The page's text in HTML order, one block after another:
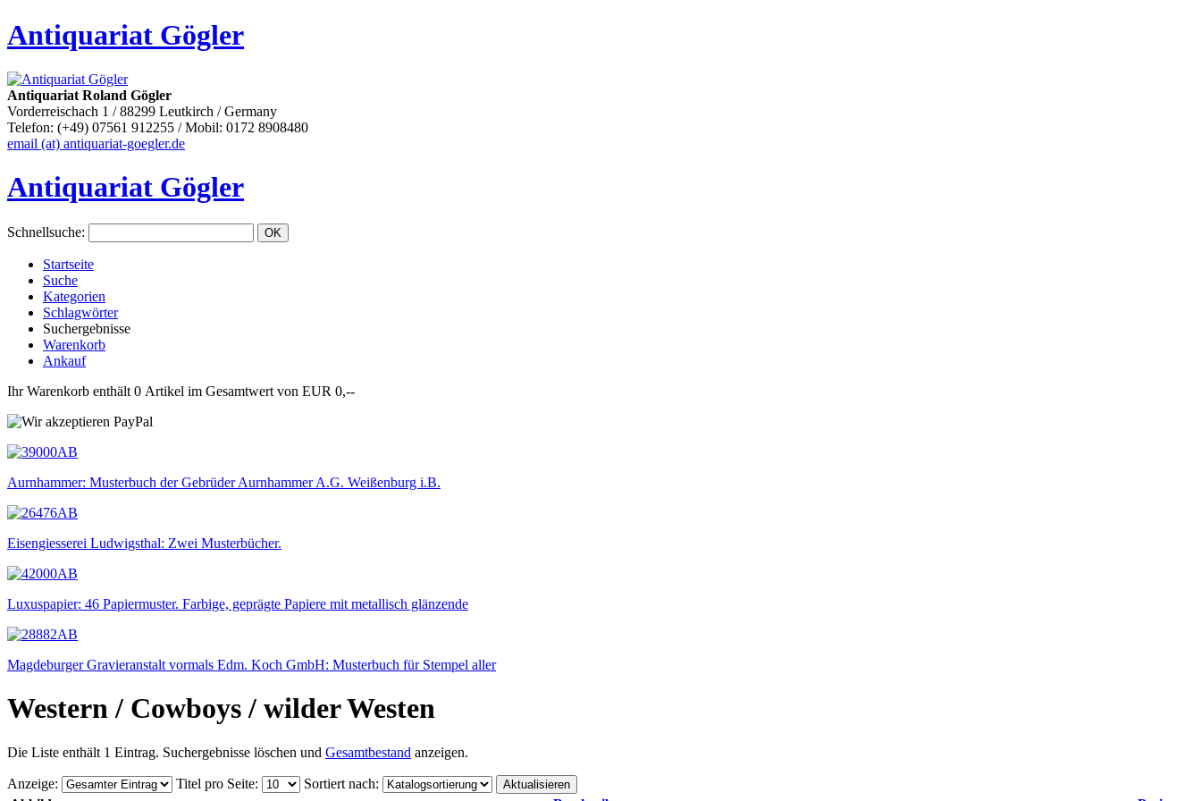
Antiquariat Gögler
Antiquariat Roland Gögler
Vorderreischach 1 / 88299 Leutkirch / Germany
Telefon: (+49) 07561 912255 / Mobil: 0172 8908480
email (at) antiquariat-goegler.de
Antiquariat Gögler
Schnellsuche:
Startseite
Suche
Kategorien
Schlagwörter
Suchergebnisse
Warenkorb
Ankauf
Ihr Warenkorb enthält 0 Artikel im Gesamtwert von EUR 0,--
Aurnhammer: Musterbuch der Gebrüder Aurnhammer A.G. Weißenburg i.B.
Eisengiesserei Ludwigsthal: Zwei Musterbücher.
Luxuspapier: 46 Papiermuster. Farbige, geprägte Papiere mit metallisch glänzende
Magdeburger Gravieranstalt vormals Edm. Koch GmbH: Musterbuch für Stempel aller
Western / Cowboys / wilder Westen
Die Liste enthält 1 Eintrag. Suchergebnisse löschen und Gesamtbestand anzeigen.
Anzeige: Titel pro Seite: Sortiert nach: